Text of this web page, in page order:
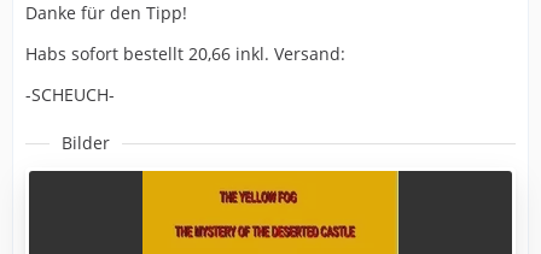
Danke für den Tipp!
Habs sofort bestellt 20,66 inkl. Versand:
-SCHEUCH-
Bilder